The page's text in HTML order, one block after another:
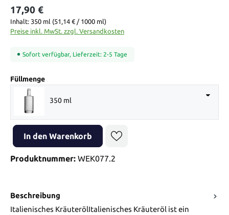
17,90 €
Inhalt: 350 ml (51,14 € / 1000 ml)
Preise inkl. MwSt. zzgl. Versandkosten
Sofort verfügbar, Lieferzeit: 2-5 Tage
Füllmengeauswählen
350 ml
Produkt Anzahl: Gib den gewünschten Wert ein oder benutze die
In den Warenkorb
Produktnummer: WEK077.2
Beschreibung
Italienisches KräuterölItalienisches Kräuteröl ist ein